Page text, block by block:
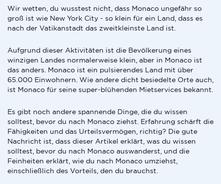
Wir wetten, du wusstest nicht, dass Monaco ungefähr so
groß ist wie New York City - so klein für ein Land, dass es
nach der Vatikanstadt das zweitkleinste Land ist.
Aufgrund dieser Aktivitäten ist die Bevölkerung eines
winzigen Landes normalerweise klein, aber in Monaco ist
das anders. Monaco ist ein pulsierendes Land mit über
65.000 Einwohnern. Wie andere dicht besiedelte Orte auch,
ist Monaco für seine super-blühenden Mietservices bekannt.
Es gibt noch andere spannende Dinge, die du wissen
solltest, bevor du nach Monaco ziehst. Erfahrung schärft die
Fähigkeiten und das Urteilsvermögen, richtig? Die gute
Nachricht ist, dass dieser Artikel erklärt, was du wissen
solltest, bevor du nach Monaco auswanderst, und die
Feinheiten erklärt, wie du nach Monaco umziehst,
einschließlich des Vorteils, den du brauchst.